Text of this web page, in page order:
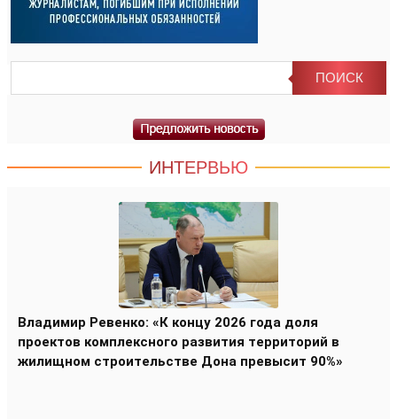
ИНТЕРВЬЮ
Владимир Ревенко: «К концу 2026 года доля
проектов комплексного развития территорий в
жилищном строительстве Дона превысит 90%»